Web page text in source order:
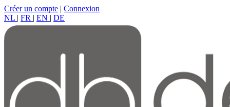
Créer un compte | Connexion
NL | FR | EN | DE